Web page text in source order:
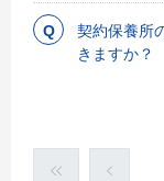
契約保養所
きますか？